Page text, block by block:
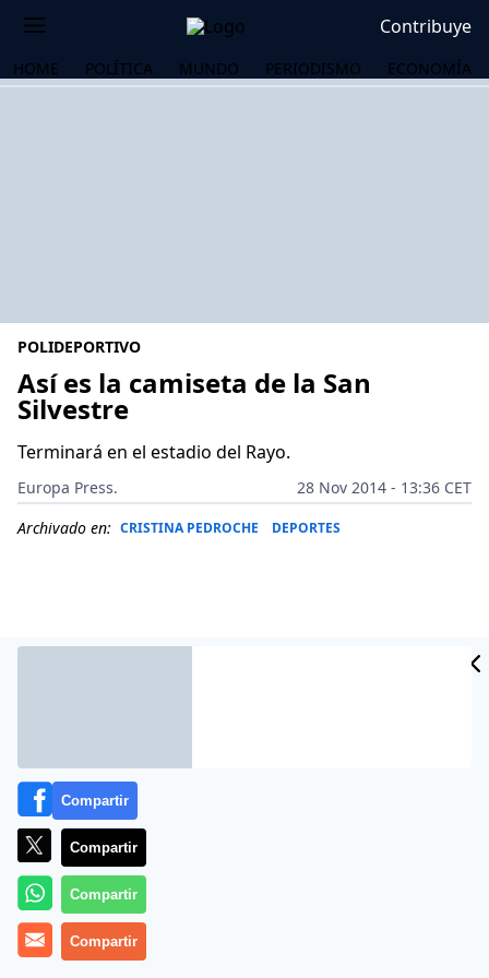
Contribuye
HOME POLÍTICA MUNDO PERIODISMO ECONOMÍA
POLIDEPORTIVO
Así es la camiseta de la San
Silvestre
Terminará en el estadio del Rayo.
Europa Press.
28 Nov 2014 - 13:36 CET
Archivado en: CRISTINA PEDROCHE DEPORTES
Más información
Compartir
Compartir
Compartir
Compartir